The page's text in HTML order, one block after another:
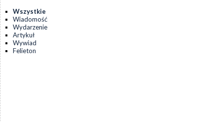
Wszystkie
Wiadomość
Wydarzenie
Artykuł
Wywiad
Felieton